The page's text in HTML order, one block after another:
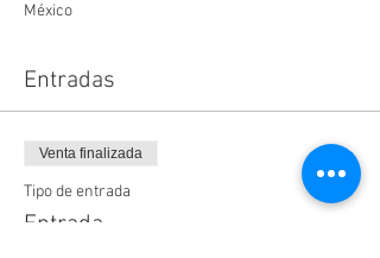
México
Entradas
Venta finalizada
Tipo de entrada
Entrada